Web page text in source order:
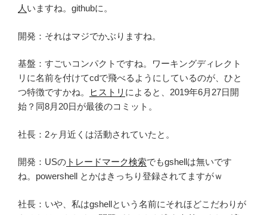
人 いますね。githubに。
開発：それはマジでかぶりますね。
基盤：すごいコンパクトですね。ワーキングディレクト
リに名前を付けてcdで飛べるようにしているのが、ひと
つ特徴ですかね。
ヒストリ によると、2019年6月27日開
始？同8月20日が最後のコミット。
社長：2ヶ月近くは活動されていたと。
開発：USの トレードマーク検索でもgshellは無いです
ね。powershell とかはきっちり登録されてますがｗ
社長：いや、私はgshellという名前にそれほどこだわりが